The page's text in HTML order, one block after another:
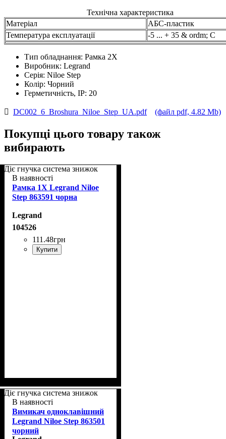
Технічна характеристика
Матеріал
АБС-пластик
Температура експлуатації
-5 ... + 35 & ordm; С
Тип обладнання: Рамка 2Х
Виробник: Legrand
Серія: Niloe Step
Колір: Чорний
Герметичність, IP: 20
DC002_6_Broshura_Niloe_Step_UA.pdf (файл pdf, 4.82 Mb)
Покупці цього товару також
вибирають
Діє гнучка система знижок
В наявності
Рамка 1Х Legrand Niloe
Step 863591 чорна
Legrand
104526
111 .48грн
Купити
Діє гнучка система знижок
В наявності
Вимикач одноклавішний
Legrand Niloe Step 863501
чорний